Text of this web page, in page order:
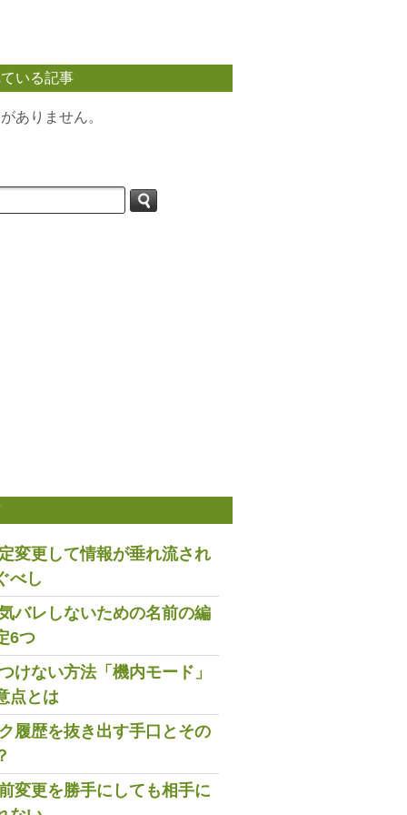
いる記事
ありません。
変更して情報が垂れ流され
べし
バレしないための名前の編
6つ
けない方法「機内モード」
点とは
履歴を抜き出す手口とその
変更を勝手にしても相手に